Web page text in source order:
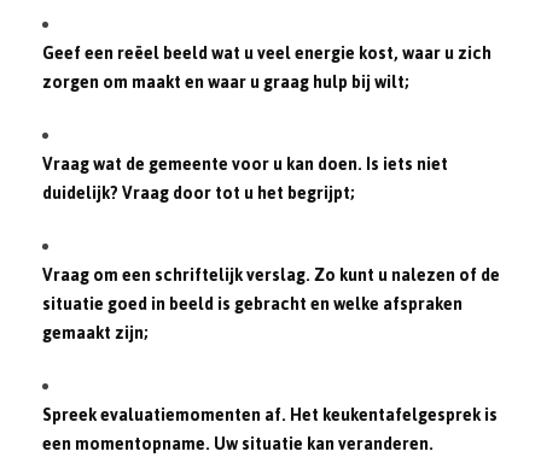
Geef een reëel beeld wat u veel energie kost, waar u zich
zorgen om maakt en waar u graag hulp bij wilt;
Vraag wat de gemeente voor u kan doen. Is iets niet
duidelijk? Vraag door tot u het begrijpt;
Vraag om een schriftelijk verslag. Zo kunt u nalezen of de
situatie goed in beeld is gebracht en welke afspraken
gemaakt zijn;
Spreek evaluatiemomenten af. Het keukentafelgesprek is
een momentopname. Uw situatie kan veranderen.